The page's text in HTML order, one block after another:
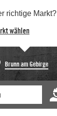
richtige Markt?
wählen
Brunn am Gebirge